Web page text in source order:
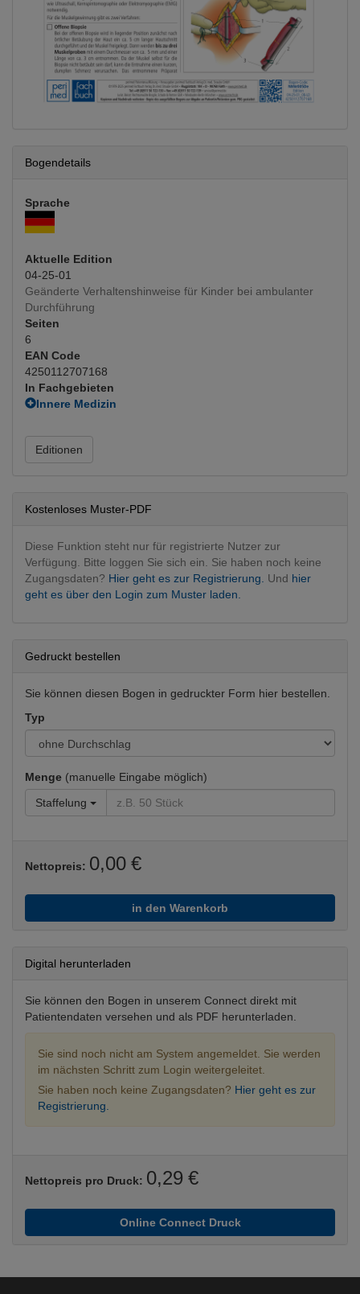
Bogendetails
Sprache
Aktuelle Edition
04-25-01
Geänderte Verhaltenshinweise für Kinder bei ambulanter
Durchführung
Seiten
6
EAN Code
4250112707168
In Fachgebieten
Innere Medizin
Neurologie
Neurologie
Editionen
Kostenloses Muster-PDF
Diese Funktion steht nur für registrierte Nutzer zur
Verfügung. Bitte loggen Sie sich ein. Sie haben noch keine
Zugangsdaten? Hier geht es zur Registrierung. Und hier
geht es über den Login zum Muster laden.
Gedruckt bestellen
Sie können diesen Bogen in gedruckter Form hier bestellen.
Typ
Menge (manuelle Eingabe möglich)
Staffelung
Nettopreis: 0,00 €
in den Warenkorb
Digital herunterladen
Sie können den Bogen in unserem Connect direkt mit
Patientendaten versehen und als PDF herunterladen.
Sie sind noch nicht am System angemeldet. Sie werden
im nächsten Schritt zum Login weitergeleitet.
Sie haben noch keine Zugangsdaten? Hier geht es zur
Registrierung.
Nettopreis pro Druck: 0,29 €
Online Connect Druck